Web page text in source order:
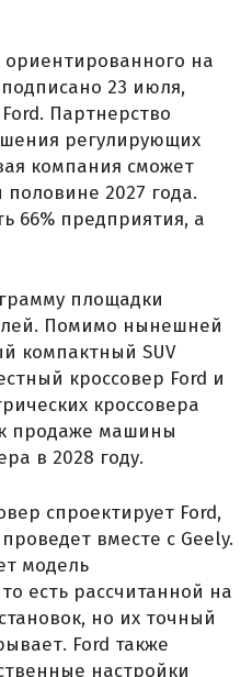
на
23 июля,
Партнерство
регулирующих
компания сможет
2027 года.
66% предприятия, а
площадки
Помимо нынешней
компактный SUV
кроссовер Ford и
кроссовера
продаже машины
в 2028 году.
спроектирует Ford,
вместе с Geely.
модель
есть рассчитанной на
но их точный
Ford также
настройки